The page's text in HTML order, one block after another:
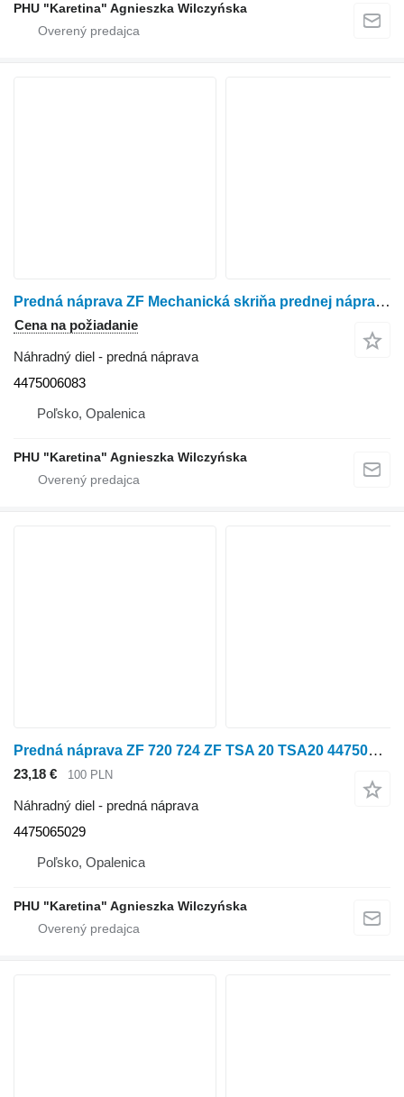
PHU "Karetina" Agnieszka Wilczyńska
Predná náprava ZF Mechanická skriňa prednej nápravy ZF APL-2000 APL-2000/F6 4475006083
Cena na požiadanie
Náhradný diel - predná náprava
4475006083
Poľsko, Opalenica
PHU "Karetina" Agnieszka Wilczyńska
Predná náprava ZF 720 724 ZF TSA 20 TSA20 4475065029 Ovládač krytu náboja SÚČIASTKY na kolesového traktora Fendt 720 ,724
23,18 € 100 PLN
Náhradný diel - predná náprava
4475065029
Poľsko, Opalenica
PHU "Karetina" Agnieszka Wilczyńska